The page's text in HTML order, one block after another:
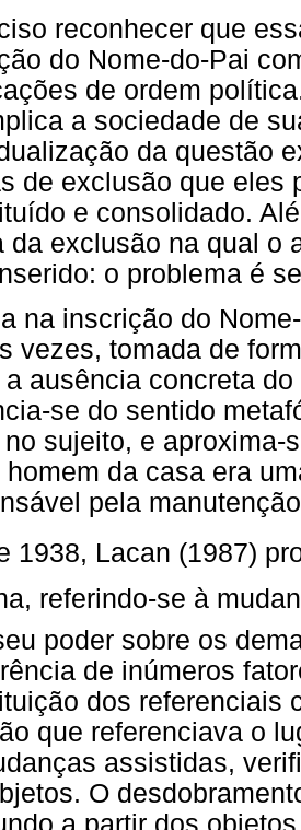
reconhecer que
do Nome-do-Pai
de ordem
a sociedade de
da questão
de exclusão que eles
e consolidado.
da exclusão na qual o
o problema é
na inscrição do
vezes, tomada de
a ausência concreta
se do sentido
sujeito, e aproxima-
homem da casa era
pela
1938, Lacan (1987)
referindo-se à
poder sobre os
de inúmeros
dos referenciais
que referenciava o
assistidas,
O
a partir dos